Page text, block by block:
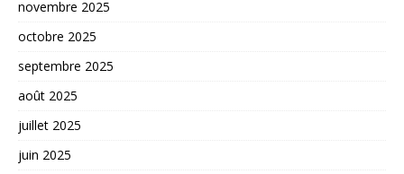
novembre 2025
octobre 2025
septembre 2025
août 2025
juillet 2025
juin 2025